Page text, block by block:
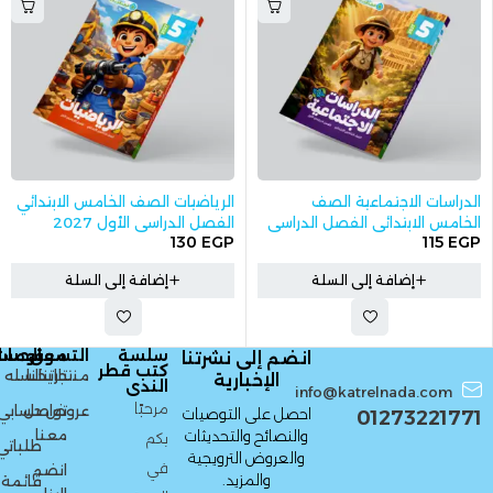
الدراسات الاجتماعية الصف
الخامس الابتدائي الفصل الدراسي
الأول 2027 115 EGP
إضافة إلى السلة
الرياضيات الصف الخامس الابتدائي
الفصل الدراسي الأول 2027
130 EGP
إضافة إلى السلة
انضم إلى نشرتنا
الإخبارية
احصل على التوصيات
والنصائح والتحديثات
والعروض الترويجية
والمزيد.
info@katrelnada.com
01273221771
سلسة
كتب قطر
الندى
مرحبًا
بكم
في
التسوق
منتجاتنا
عروض
تاريخنا
تواصل
معنا
انضم
السله
قائمة